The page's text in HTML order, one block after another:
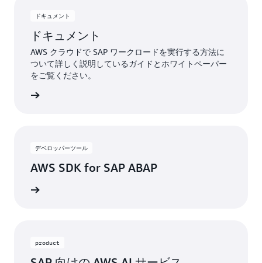
ドキュメント
ドキュメント
AWS クラウドで SAP ワークロードを実行する方法に
ついて詳しく説明しているガイドとホワイトペーパー
をご覧ください。
デベロッパーツール
AWS SDK for SAP ABAP
product